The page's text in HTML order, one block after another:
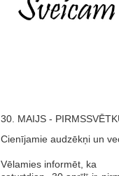
30. MAIJS -
Cienījamie audzēkņi un
Vēlamies informēt, ka